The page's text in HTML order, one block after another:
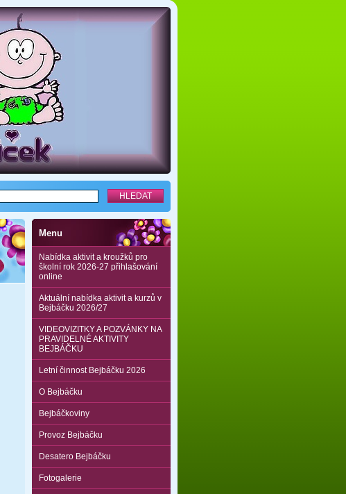
Menu
Nabídka aktivit a kroužků pro
školní rok 2026-27 přihlašování
online
Aktuální nabídka aktivit a kurzů v
Bejbáčku 2026/27
VIDEOVIZITKY A POZVÁNKY NA
PRAVIDELNÉ AKTIVITY
BEJBÁČKU
Letní činnost Bejbáčku 2026
O Bejbáčku
Bejbáčkoviny
Provoz Bejbáčku
Desatero Bejbáčku
Fotogalerie